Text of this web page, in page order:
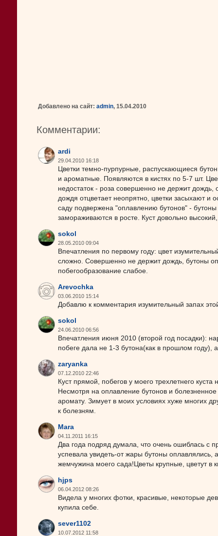
Добавлено на сайт: admin, 15.04.2010
Комментарии:
ardi
29.04.2010 16:18
Цветки темно-пурпурные, распускающиеся
и ароматные. Появляются в кистях по 5-7 шт.
недостаток - роза совершенно не держит дождь,
дождя отцветает неопрятно, цветки засыхают и
саду подвержена "оплавлению бутонов" -
замораживаются в росте. Куст довольно
sokol
28.05.2010 09:04
Впечатления по первому году: цвет
сложно. Совершенно не держит дождь, бутоны
побегообразование слабое.
Arevochka
03.06.2010 15:14
Добавлю к комментария изумительный запах
sokol
24.06.2010 06:56
Впечатления июня 2010 (второй год посадки):
побеге дала не 1-3 бутона(как в прошлом
zaryanka
07.12.2010 22:46
Куст прямой, побегов у моего трехлетнего
Несмотря на оплавление бутонов и
аромату. Зимует в моих условиях хуже многих
к болезням.
Mara
04.11.2011 16:15
Два года подряд думала, что очень ошиблась с
успевала увидеть-от жары бутоны оплавлялись,
жемчужина моего сада!Цветы крупные, цветут в
hjps
06.04.2012 08:26
Видела у многих фотки, красивые, некоторые
купила себе.
sever1102
10.07.2012 11:58